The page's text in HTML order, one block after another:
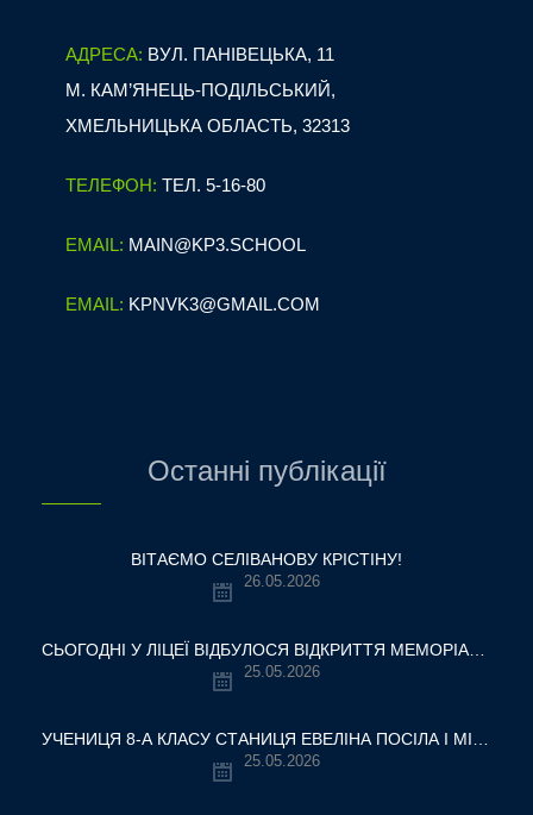
АДРЕСА: ВУЛ. ПАНІВЕЦЬКА, 11
М. КАМ’ЯНЕЦЬ-ПОДІЛЬСЬКИЙ,
ХМЕЛЬНИЦЬКА ОБЛАСТЬ, 32313
ТЕЛЕФОН: ТЕЛ. 5-16-80
EMAIL: MAIN@KP3.SCHOOL
EMAIL: KPNVK3@GMAIL.COM
Останні публікації
ВІТАЄМО СЕЛІВАНОВУ КРІСТІНУ!
26.05.2026
25.05.2026
УЧЕНИЦЯ 8-А КЛАСУ СТАНИЦЯ ЕВЕЛІНА ПОСІЛА І МІСЦЕ У ВСЕУКРАЇНСЬКОМУ ТУРНІРІ «КРОК ДО МРІЇ – 2026»
25.05.2026